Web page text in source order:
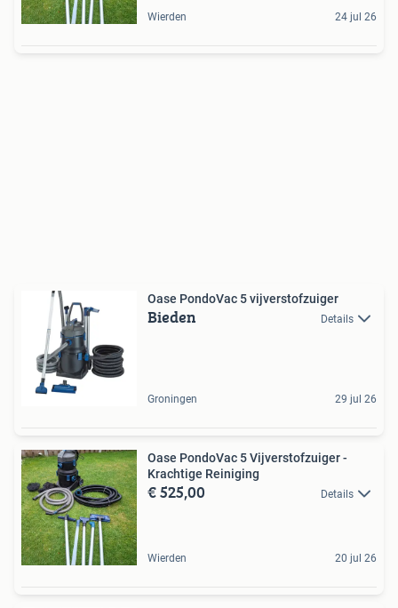
Wierden 24 jul 26
Oase PondoVac 5 vijverstofzuiger
Bieden Details
Groningen 29 jul 26
Oase PondoVac 5 Vijverstofzuiger -
Krachtige Reiniging
€ 525,00 Details
Wierden 20 jul 26